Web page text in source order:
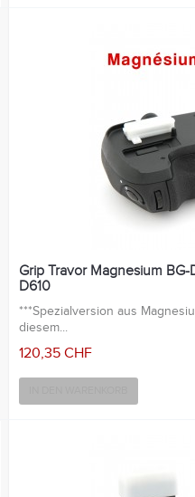
Grip Travor Magnesium
D610
***Spezialversion aus
diesem...
120,35 CHF